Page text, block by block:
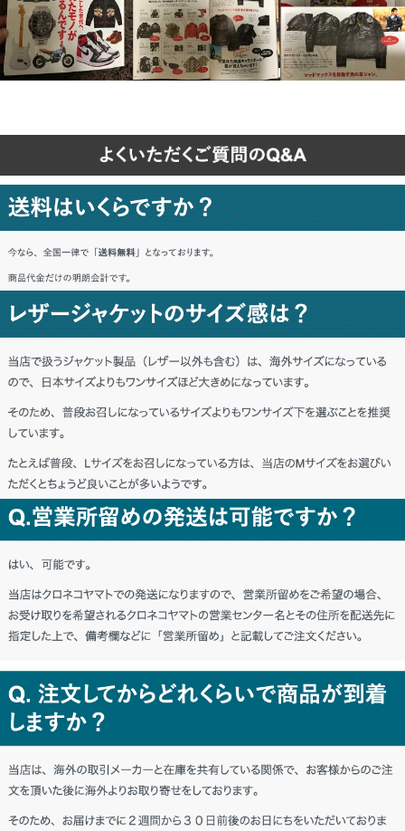
熊本県 H・I様「思ったよりしっかりして
北海道 R・T様「聞いていたとおり、満
足いくものを買えてうれしいです。」